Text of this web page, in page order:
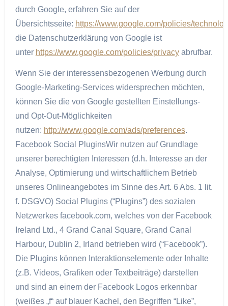
durch Google, erfahren Sie auf der
Übersichtsseite: https://www.google.com/policies/
die Datenschutzerklärung von Google ist
unter https://www.google.com/policies/privacyabrufbar.
Wenn Sie der interessensbezogenen Werbung durch
Google-Marketing-Services widersprechen möchten,
können Sie die von Google gestellten Einstellungs-
und Opt-Out-Möglichkeiten
nutzen: http://www.google.com/ads/preferences.
Facebook Social PluginsWir nutzen auf Grundlage
unserer berechtigten Interessen (d.h. Interesse an der
Analyse, Optimierung und wirtschaftlichem Betrieb
unseres Onlineangebotes im Sinne des Art. 6 Abs. 1 lit.
f. DSGVO) Social Plugins (“Plugins”) des sozialen
Netzwerkes facebook.com, welches von der Facebook
Ireland Ltd., 4 Grand Canal Square, Grand Canal
Harbour, Dublin 2, Irland betrieben wird (“Facebook”).
Die Plugins können Interaktionselemente oder Inhalte
(z.B. Videos, Grafiken oder Textbeiträge) darstellen
und sind an einem der Facebook Logos erkennbar
(weißes „f“ auf blauer Kachel, den Begriffen “Like”,